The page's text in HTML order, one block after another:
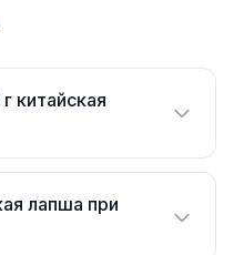
китайская
лапша при